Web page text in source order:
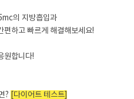
의 지방흡입과
편하고 빠르게 해결해보세요!
원합니다!
?
[다이어트 테스트]